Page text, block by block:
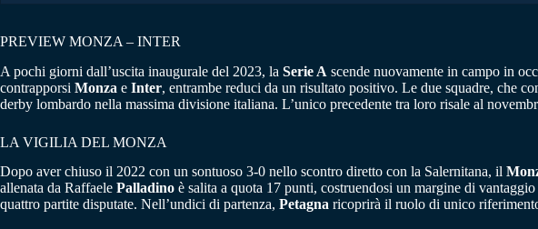
PREVIEW MONZA – INTER
A pochi giorni dall’uscita inaugurale del 2023, la Serie A scende nuovamente in campo in
contrapporsi Monza e Inter, entrambe reduci da un risultato positivo. Le due squadre, che
derby lombardo nella massima divisione italiana. L’unico precedente tra loro risale al
LA VIGILIA DEL MONZA
Dopo aver chiuso il 2022 con un sontuoso 3-0 nello scontro diretto con la Salernitana, il
allenata da Raffaele Palladino è salita a quota 17 punti, costruendosi un margine di
quattro partite disputate. Nell’undici di partenza, Petagna ricoprirà il ruolo di unico